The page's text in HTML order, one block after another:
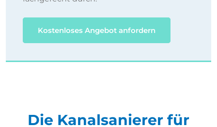
Kostenloses Angebot anfordern
Die Kanalsanierer für